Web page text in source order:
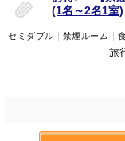
(1名～2名1室)
セミダブル 禁煙ルーム
旅